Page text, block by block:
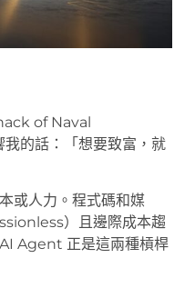
of Naval
的話：「想要致富，就
或人力。程式碼和媒
）且邊際成本趨
Agent 正是這兩種槓桿